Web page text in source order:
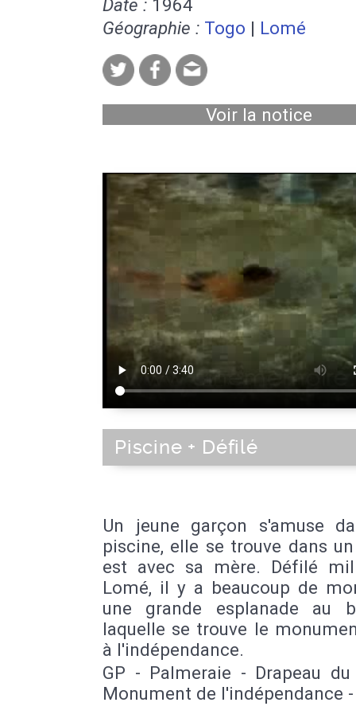
Date : 1964
Géographie : Togo | Lomé
Voir la notice
Piscine + Défilé
Un jeune garçon s'amuse
piscine, elle se trouve dans
est avec sa mère. Défilé
Lomé, il y a beaucoup de
une grande esplanade au
laquelle se trouve le
à l'indépendance.
GP - Palmeraie - Drapeau
Monument de l'indépendance -